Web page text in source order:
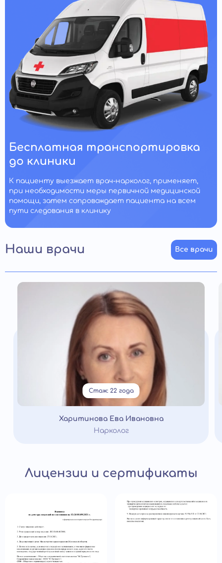
Бесплатная транспортировка
до клиники
К пациенту выезжает врач-нарколог, применяет,
при необходимости меры первичной медицинской
помощи, затем сопровождает пациента на всем
пути следования в клинику
Наши врачи Все врачи
Стаж: 22 года
Харитинова Ева Ивановна
Нарколог
Лицензии и сертификаты